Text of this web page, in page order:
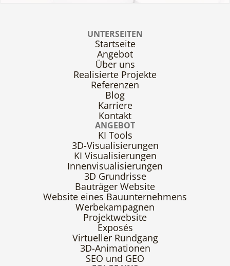
UNTERSEITEN
Startseite
Angebot
Über uns
Realisierte Projekte
Referenzen
Blog
Karriere
Kontakt
ANGEBOT
KI Tools
3D-Visualisierungen
KI Visualisierungen
Innenvisualisierungen
3D Grundrisse
Bauträger Website
Website eines Bauunternehmens
Werbekampagnen
Projektwebsite
Exposés
Virtueller Rundgang
3D-Animationen
SEO und GEO